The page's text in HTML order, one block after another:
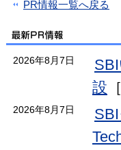
PR情報一覧へ戻る
2026年8月7日
設
2026年8月7日